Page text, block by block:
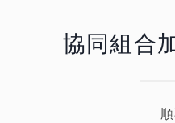
協同組合